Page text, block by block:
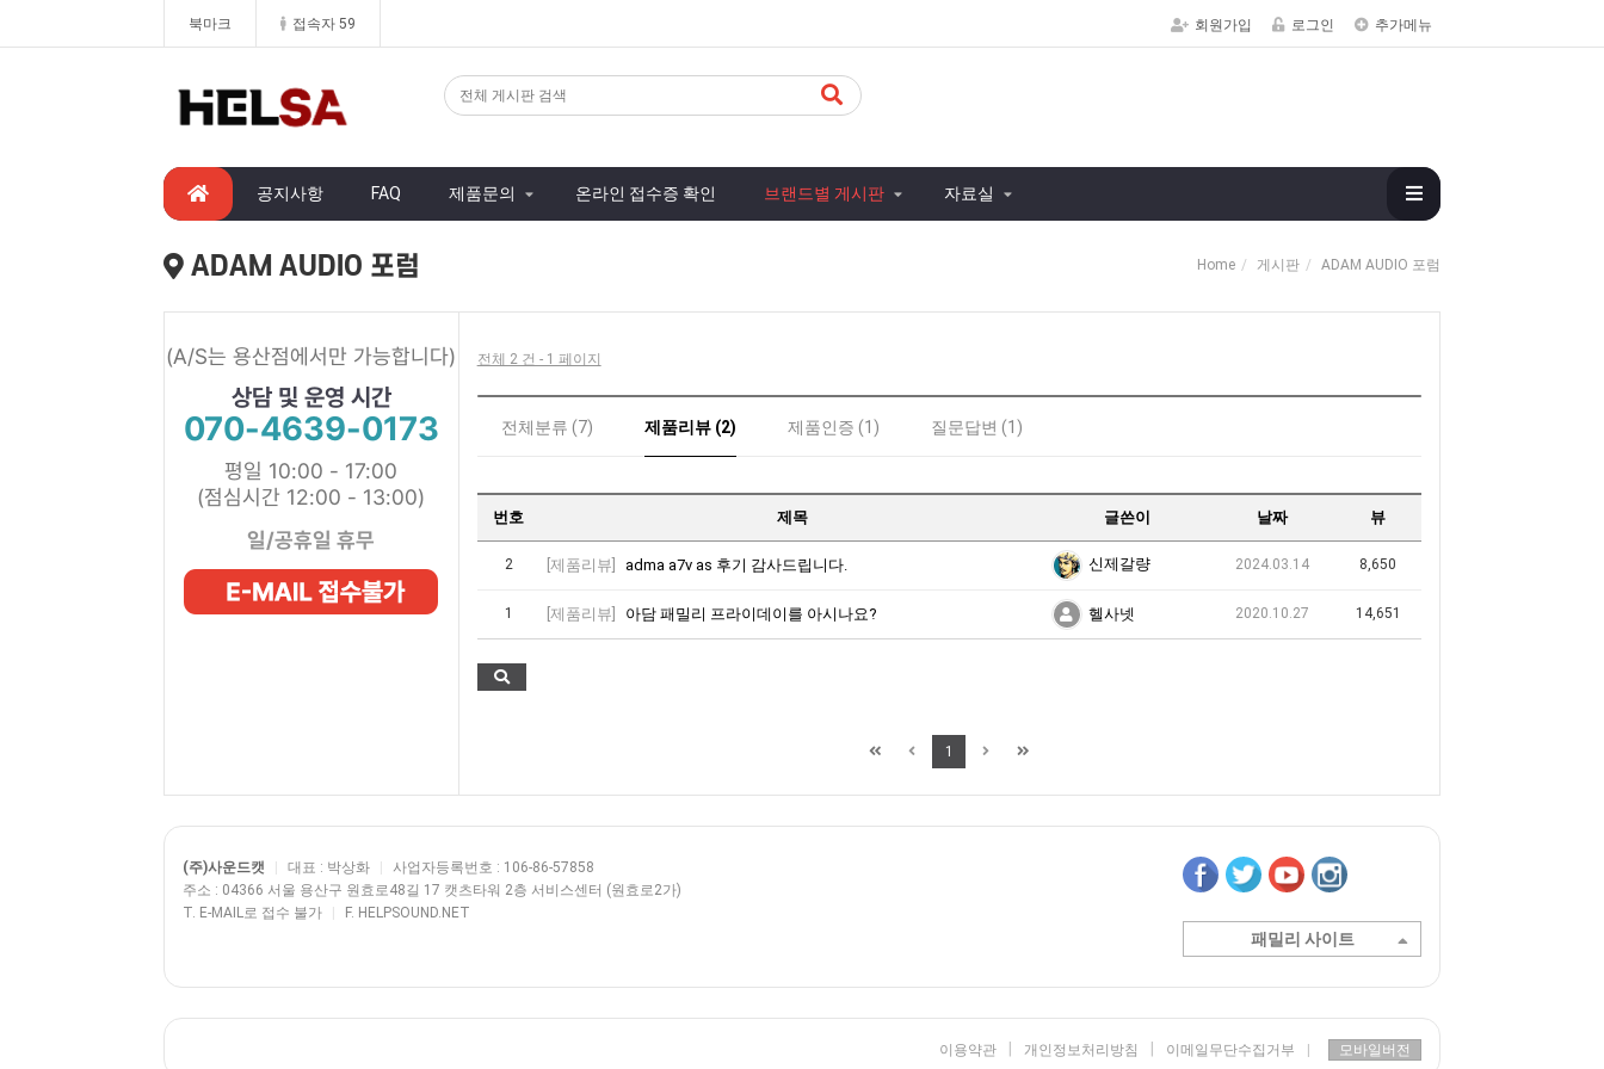
북마크 접속자 59 회원가입 로그인 추가메뉴
공지사항 FAQ 제품문의 온라인 접수증 확인 브랜드별 게시판 자료실
ADAM AUDIO 포럼 Home 게시판 ADAM AUDIO 포럼
(A/S는 용산점에서만 가능합니다)
상담 및 운영 시간
070-4639-0173
평일 10:00 - 17:00
(점심시간 12:00 - 13:00)
일/공휴일 휴무
전체 2 건 - 1 페이지
전체분류 (7) 제품리뷰 (2) 제품인증 (1) 질문답변 (1)
번호 제목 글쓴이 날짜 뷰
2 [제품리뷰] adma a7v as 후기 감사드립니다. 신제갈량 2024.03.14 8,650
1 [제품리뷰] 아담 패밀리 프라이데이를 아시나요? 헬사넷 2020.10.27 14,651
1
(주)사운드캣 대표 : 박상화
사업자등록번호 : 106-86-57858
주소 : 04366 서울 용산구 원효로48길 17 캣츠타워 2층 서비스센터 (원효로2가)
T. E-MAIL로 접수 불가
F. HELPSOUND.NET
패밀리 사이트
이용약관 개인정보처리방침 이메일무단수집거부 모바일버전